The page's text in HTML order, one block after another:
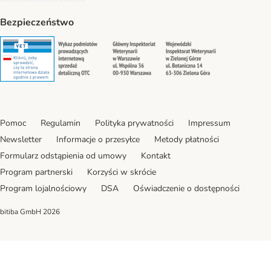
Bezpieczeństwo
Security Security Security
Pomoc Regulamin Polityka prywatności
Impressum
Newsletter
Informacje o przesyłce
Metody płatności
Formularz odstąpienia od umowy
Kontakt
Program partnerski
Korzyści w skrócie
Program lojalnościowy
DSA Oświadczenie o dostępności
bitiba GmbH 2026